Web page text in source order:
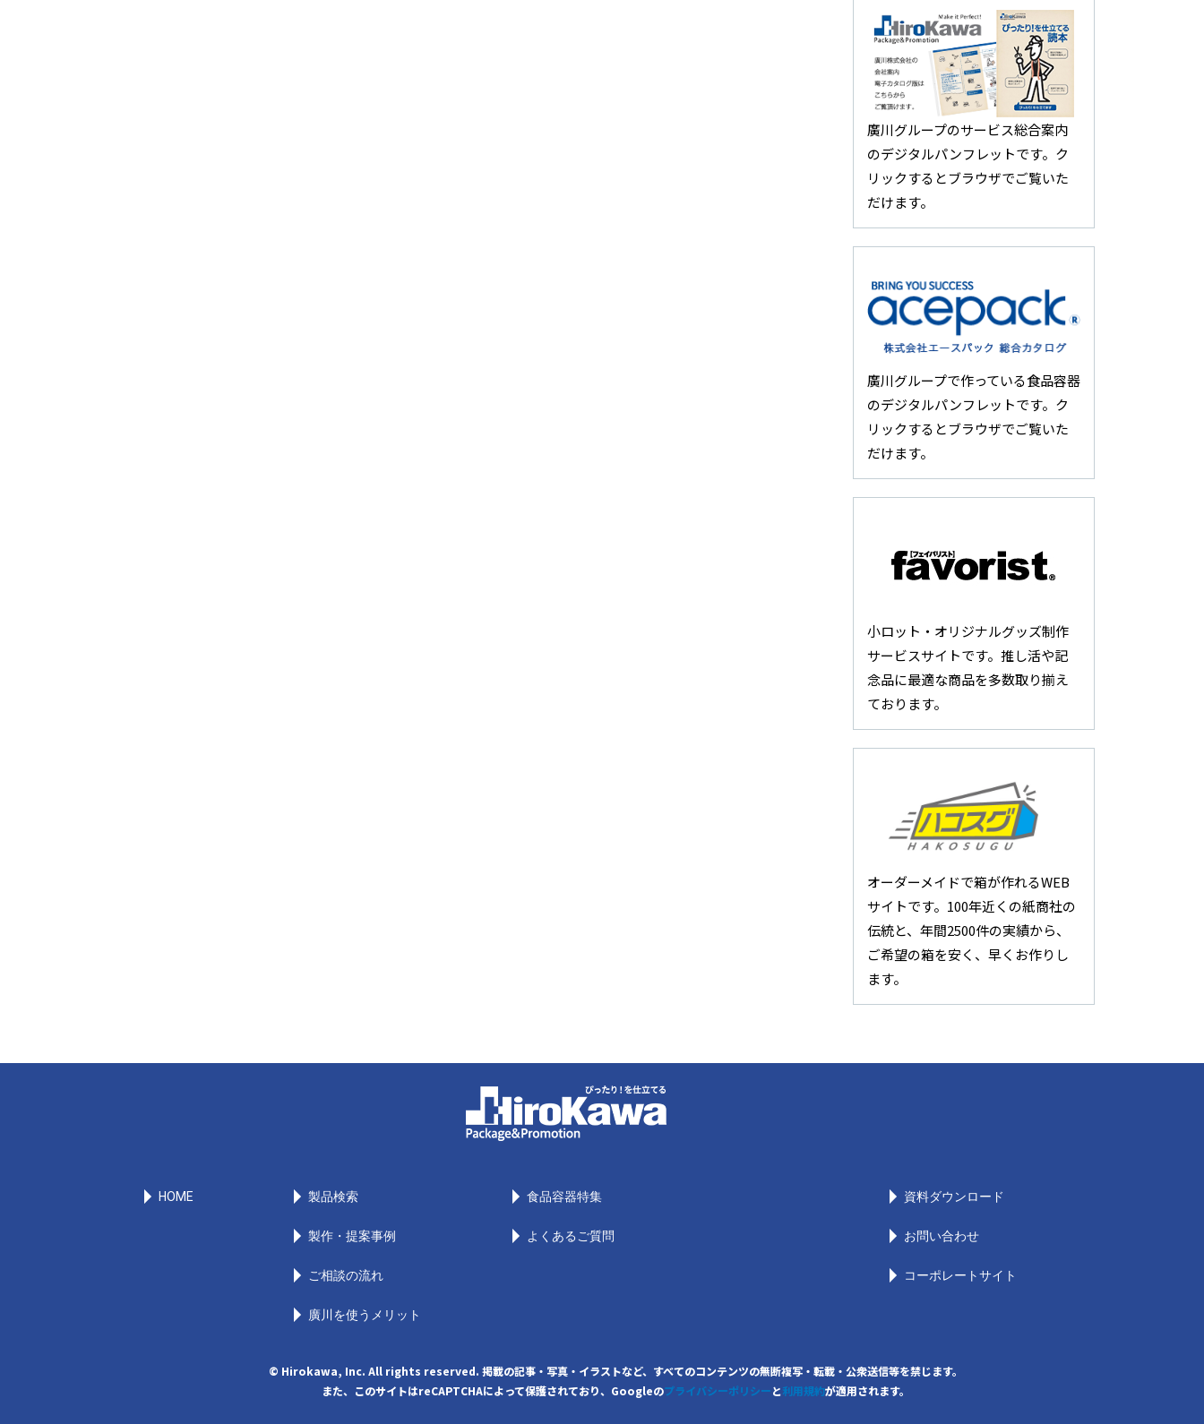
廣川グループのサービス総合案内
のデジタルパンフレットです。ク
リックするとブラウザでご覧いた
だけます。
廣川グループで作っている食品容器
のデジタルパンフレットです。ク
リックするとブラウザでご覧いた
だけます。
小ロット・オリジナルグッズ制作
サービスサイトです。推し活や記
念品に最適な商品を多数取り揃え
ております。
オーダーメイドで箱が作れるWEB
サイトです。100年近くの紙商社の
伝統と、年間2500件の実績から、
ご希望の箱を安く、早くお作りし
ます。
HOME 製品検索
製作・提案事例
ご相談の流れ
廣川を使うメリット
食品容器特集
よくあるご質問
資料ダウンロード
お問い合わせ
コーポレートサイト
© Hirokawa, Inc. All rights reserved. 掲載の記事・写真・イラストなど、すべてのコンテンツの無断複写・転載・公衆送信等を禁じます。
また、このサイトはreCAPTCHAによって保護されており、Googleのプライバシーポリシーと利用規約が適用されます。